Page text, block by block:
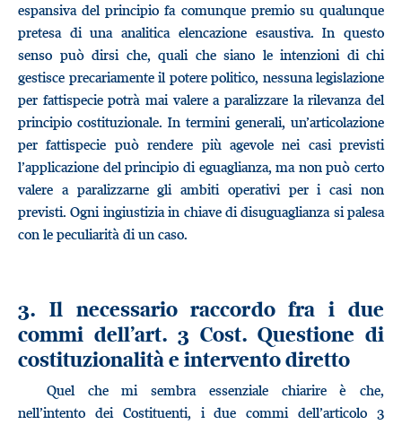
espansiva del principio fa comunque premio su qualunque
pretesa di una analitica elencazione esaustiva. In questo
senso può dirsi che, quali che siano le intenzioni di chi
gestisce precariamente il potere politico, nessuna legislazione
per fattispecie potrà mai valere a paralizzare la rilevanza del
principio costituzionale. In termini generali, un’articolazione
per fattispecie può rendere più agevole nei casi previsti
l’applicazione del principio di eguaglianza, ma non può certo
valere a paralizzarne gli ambiti operativi per i casi non
previsti. Ogni ingiustizia in chiave di disuguaglianza si palesa
con le peculiarità di un caso.
3. Il necessario raccordo fra i due
commi dell’art. 3 Cost. Questione di
costituzionalità e intervento diretto
Quel che mi sembra essenziale chiarire è che,
nell’intento dei Costituenti, i due commi dell’articolo 3